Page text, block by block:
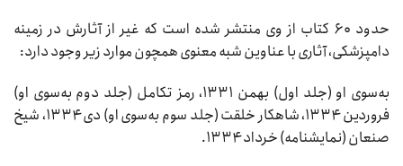
حدود ۶۰ کتاب از وی منتشر شده است که غیر از آثارش در زمینه
دامپزشکی، آثاری با عناوین شبه معنوی همچون موارد زیر وجود دارد:
به‌سوی او (جلد اول) بهمن ۱۳۳۱، رمز تکامل (جلد دوم به‌سوی او)
فروردین ۱۳۳۴، شاهکار خلقت (جلد سوم به‌سوی او) دی ۱۳۳۴، شیخ
صنعان (نمایشنامه) خرداد ۱۳۳۴.